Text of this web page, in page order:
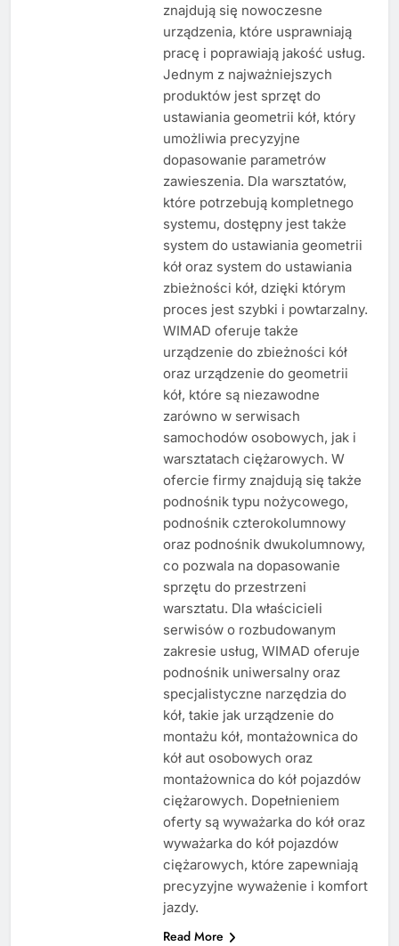
znajdują się nowoczesne
urządzenia, które usprawniają
pracę i poprawiają jakość usług.
Jednym z najważniejszych
produktów jest sprzęt do
ustawiania geometrii kół, który
umożliwia precyzyjne
dopasowanie parametrów
zawieszenia. Dla warsztatów,
które potrzebują kompletnego
systemu, dostępny jest także
system do ustawiania geometrii
kół oraz system do ustawiania
zbieżności kół, dzięki którym
proces jest szybki i powtarzalny.
WIMAD oferuje także
urządzenie do zbieżności kół
oraz urządzenie do geometrii
kół, które są niezawodne
zarówno w serwisach
samochodów osobowych, jak i
warsztatach ciężarowych. W
ofercie firmy znajdują się także
podnośnik typu nożycowego,
podnośnik czterokolumnowy
oraz podnośnik dwukolumnowy,
co pozwala na dopasowanie
sprzętu do przestrzeni
warsztatu. Dla właścicieli
serwisów o rozbudowanym
zakresie usług, WIMAD oferuje
podnośnik uniwersalny oraz
specjalistyczne narzędzia do
kół, takie jak urządzenie do
montażu kół, montażownica do
kół aut osobowych oraz
montażownica do kół pojazdów
ciężarowych. Dopełnieniem
oferty są wyważarka do kół oraz
wyważarka do kół pojazdów
ciężarowych, które zapewniają
precyzyjne wyważenie i komfort
jazdy.
Read More